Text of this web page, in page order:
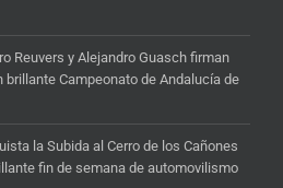
Reuvers y Alejandro Guasch firman
brillante Campeonato de Andalucía de
la Subida al Cerro de los Cañones
fin de semana de automovilismo